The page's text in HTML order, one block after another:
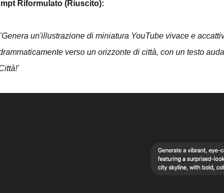
Riformulato (Riuscito):
un'illustrazione di miniatura YouTube vivace e
verso un orizzonte di città, con un testo